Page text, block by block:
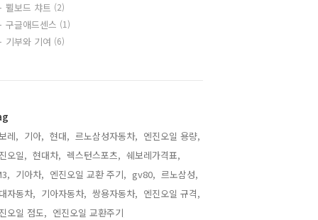
쀨보드 챠트 (2)
구글애드센스 (1)
기부와 기여 (6)
레, 기아, 현대, 르노삼성자동차, 엔진오일 용량,
오일, 현대차, 렉스턴스포츠, 쉐보레가격표,
기아차, 엔진오일 교환 주기, gv80, 르노삼성,
자동차, 기아자동차, 쌍용자동차, 엔진오일 규격,
오일 점도, 엔진오일 교환주기,